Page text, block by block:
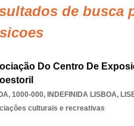
de busca
Do Centro De
1000-000, INDEFINIDA LISBOA,
culturais e recreativas